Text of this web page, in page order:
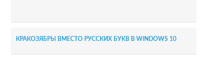
КРАКОЗЯБРЫ ВМЕСТО РУССКИХ БУКВ В WINDOWS 10